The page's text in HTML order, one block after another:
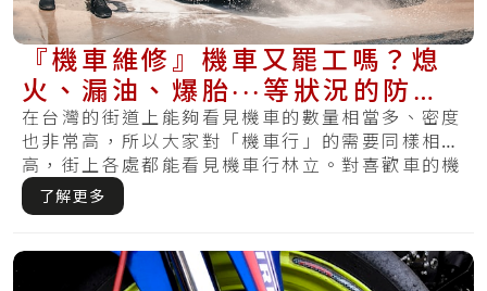
『機車維修』機車又罷工嗎？熄
火、漏油、爆胎‧‧‧等狀況的防範
方式在這裡
在台灣的街道上能夠看見機車的數量相當多、密度
也非常高，所以大家對「機車行」的需要同樣相當
高，街上各處都能看見機車行林立。對喜歡車的機
車族.....
了解更多